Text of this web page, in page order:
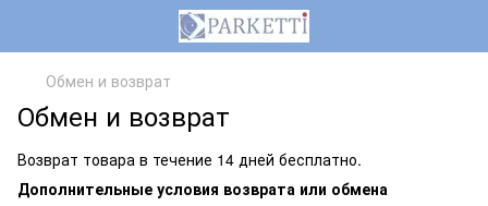
Обмен и возврат
Обмен и возврат
Возврат товара в течение 14 дней бесплатно.
Дополнительные условия возврата или обмена